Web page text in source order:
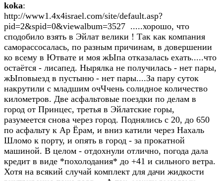
koka:
http://www1.4x4israel.com/site/default.asp?
pid=2&spid=0&viewalbum=3527 .....хорошо, что
сподобило взять в Эйлат велики ! Так как компания
саморассосалась, по разным причинам, в довершении
ко всему в Ютвате и моя жЫпа отказалась ехать.....что
остаётся - лисапед. Нырялка не получилась - нет пары,
жЫповыезд в пустыню - нет пары....За пару суток
накрутили с младшим очЧчень солидное количество
километров. Две асфальтовые поездки по делам в
город от Принцес, третья в Эйлатские горы,
разумеется снова через город. Поднялись с 20, до 650
по асфальту к Ар Ёрам, и вниз катили через Нахаль
Шломо к порту, и опять в город - за прокатной
машиной. В целом - отдохнули отлично, погода дала
кредит в виде *похолодания* до +41 и сильного ветра.
Хотя на всякий случай комплект для дачи жидкости